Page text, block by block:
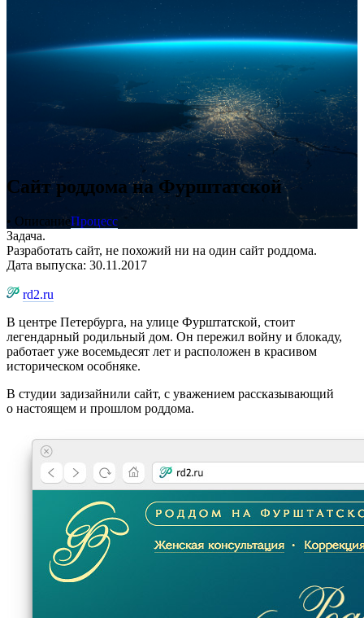
Сайт роддома на Фурштатской
• ОписаниеПроцесс
Задача.
Разработать сайт, не похожий ни на один сайт роддома.
Дата выпуска: 30.11.2017
rd2.ru
В центре Петербурга, на улице Фурштатской, стоит
легендарный родильный дом. Он пережил войну и блокаду,
работает уже восемьдесят лет и расположен в красивом
историческом особняке.
В студии задизайнили сайт, с уважением рассказывающий
о настоящем и прошлом роддома.